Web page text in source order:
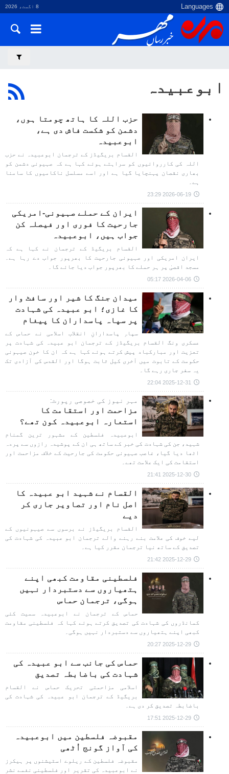
8 اگست، 2026
ابوعبیدہ
حزب اللہ کا ہاتھ چومتا ہوں،
دشمن کو شکست فاش دی ہے،
ابوعبیدہ
القسام بریگیڈز کے ترجمان ابوعبیدہ نے حزب
اللہ کی کارروائیوں کو سراہتے ہوئے کہا ہے کہ صہیونی دشمن کو
بھاری نقصان پہنچایا گیا ہے اور اسے مسلسل ناکامیوں کا سامنا
ہے۔
2026-06-19 23:29
ایران کے حملے صہیونی-امریکی
جارحیت کا فوری اور فیصلہ کن
جواب ہیں، ابوعبیدہ
القسام بریگیڈ کے ترجمان نے کہا ہے کہ
ایران امریکی اور صہیونی جارحیت کا بھرپور جواب دے رہا ہے۔
مسجد اقصیٰ پر ہر حملے کا بھرپور جواب دیا جائے گا۔
2026-04-06 05:17
میدان جنگ کا شیر اور سافٹ وار
کا غازی؛ ابو عبیدہ کی شہادت
پر سپاہ پاسداران کا پیغام
سپاہِ پاسدارانِ انقلاب اسلامی نے حماس کے
عسکری ونگ القسام بریگیڈز کے ترجمان ابو عبیدہ کی شہادت پر
تعزیت اور مبارکباد پیش کرتے ہوئے کہا ہے کہ ان کا خون صیہونی
حکومت کے تابوت میں آخری کیل ثابت ہوگا اور القدس کی آزادی تک
یہ سفر جاری رہے گا۔
2025-12-31 22:04
مہر نیوز کی خصوصی رپورٹ:
مزاحمت اور استقامت کا
استعارہ ابوعبیدہ کون تھے؟
ابوعبیدہ فلسطین کے مشہور ترین گمنام
شہید، جن کی شہادت کی خبر کے ساتھ ہی ان کے پوشیدہ رازوں سے پردہ
اٹھا دیا گیا، غاصب صہیونی حکومت کی جارحیت کے خلاف مزاحمت اور
استقامت کی ایک علامت تھے۔
2025-12-30 21:41
القسام نے شہید ابو عبیدہ کا
اصل نام اور تصاویر جاری کر
دیے
القسام بریگیڈز نے برسوں سے صیہونیوں کے
لیے خوف کی علامت بنے رہنے والے ترجمان ابو عبیدہ کی شہادت کی
تصدیق کے ساتھ نیا ترجمان مقرر کیا ہے۔
2025-12-29 21:42
فلسطینی مقاومت کبھی اپنے
ہتھیاروں سے دستبردار نہیں
ہوگی، ترجمان حماس
حماس کے ترجمان نے ابوعبیدہ سمیت کئی
کمانڈروں کی شہادت کی تصدیق کرتے ہوئے کہا کہ فلسطینی مقاومت
کبھی اپنے ہتھیاروں سے دستبردار نہیں ہوگی۔
2025-12-29 20:27
حماس کی جانب سے ابو عبیدہ کی
شہادت کی باضابطہ تصدیق
اسلامی مزاحمتی تحریک حماس نے القسام
بریگیڈ کے ترجمان ابو عبیدہ کی شہادت کی
باضابطہ تصدیق کر دی ہے۔
2025-12-29 17:51
مقبوضہ فلسطین میں ابوعبیدہ
کی آواز گونج اُٹھی
مقبوضہ فلسطین کے ریلوے اسٹیشنوں پر ہیکرز
نے ابوعبیدہ کی تقریر اور فلسطینی نغمے نشر